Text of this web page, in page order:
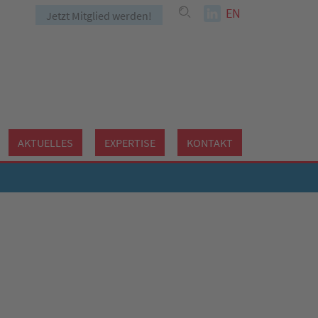
Jetzt Mitglied werden! EN
AKTUELLES EXPERTISE KONTAKT